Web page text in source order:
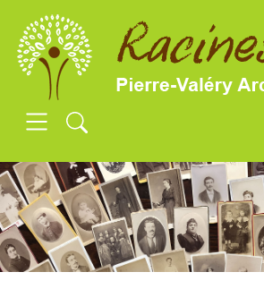
SKIP TO MAIN CONTENT